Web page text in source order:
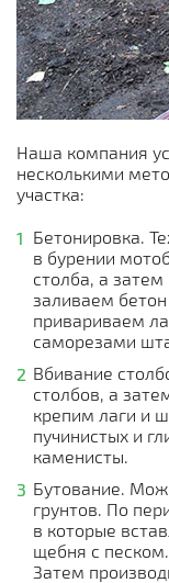
Наша компания
несколькими
участка:
Бетонировка.
в бурении
столба, а затем
заливаем
привариваем
саморезами
Вбивание
столбов, а
крепим лаги и
пучинистых и
каменисты.
Бутование.
грунтов. По
в которые
щебня с
Затем